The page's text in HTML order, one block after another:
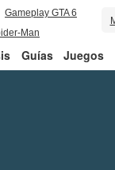
Gameplay GTA 6
Man
Guías Juegos